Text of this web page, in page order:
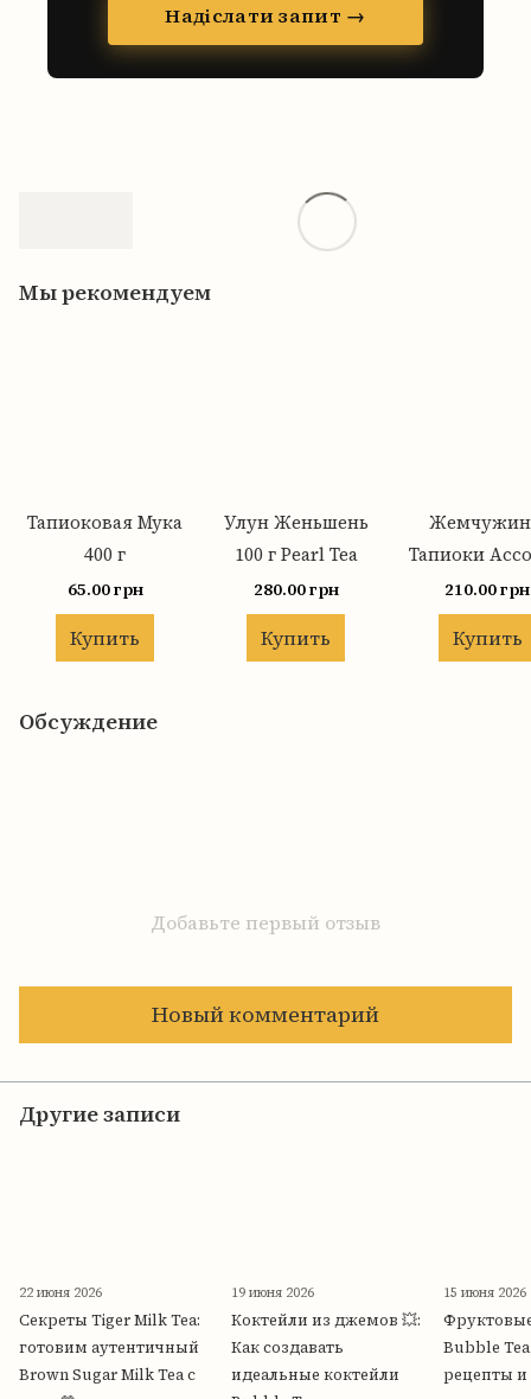
Надіслати запит →
Мы рекомендуем
Тапиоковая Мука
400 г
65.00 грн
Купить
Улун Женьшень
100 г Pearl Tea
280.00 грн
Купить
Тапиоки
250 г
210.00 грн
Купить
Обсуждение
Добавьте первый отзыв
Новый комментарий
Другие записи
22 июня 2026
Секреты Tiger Milk Tea:
готовим аутентичный
Brown Sugar Milk Tea с
19 июня 2026
Коктейли из джемов 💥:
Как создавать
идеальные коктейли
15 июня 2026
Bubble
рецепты